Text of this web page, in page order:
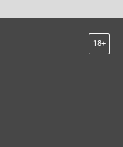
18+